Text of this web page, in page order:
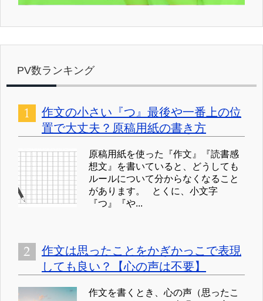
PV数ランキング
作文の小さい『つ』最後や一番上の位
置で大丈夫？原稿用紙の書き方
原稿用紙を使った『作文』『読書感
想文』を書いていると、どうしても
ルールについて分からなくなること
があります。 とくに、小文字
『つ』『や...
作文は思ったことをかぎかっこで表現
しても良い？【心の声は不要】
作文を書くとき、心の声（思ったこ